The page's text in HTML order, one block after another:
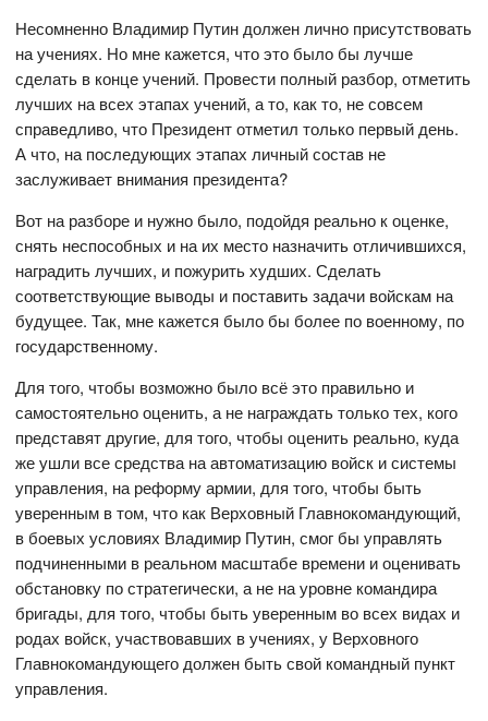
Несомненно Владимир Путин должен лично присутствовать
на учениях. Но мне кажется, что это было бы лучше
сделать в конце учений. Провести полный разбор, отметить
лучших на всех этапах учений, а то, как то, не совсем
справедливо, что Президент отметил только первый день.
А что, на последующих этапах личный состав не
заслуживает внимания президента?
Вот на разборе и нужно было, подойдя реально к оценке,
снять неспособных и на их место назначить отличившихся,
наградить лучших, и пожурить худших. Сделать
соответствующие выводы и поставить задачи войскам на
будущее. Так, мне кажется было бы более по военному, по
государственному.
Для того, чтобы возможно было всё это правильно и
самостоятельно оценить, а не награждать только тех, кого
представят другие, для того, чтобы оценить реально, куда
же ушли все средства на автоматизацию войск и системы
управления, на реформу армии, для того, чтобы быть
уверенным в том, что как Верховный Главнокомандующий,
в боевых условиях Владимир Путин, смог бы управлять
подчиненными в реальном масштабе времени и оценивать
обстановку по стратегически, а не на уровне командира
бригады, для того, чтобы быть уверенным во всех видах и
родах войск, участвовавших в учениях, у Верховного
Главнокомандующего должен быть свой командный пункт
управления.